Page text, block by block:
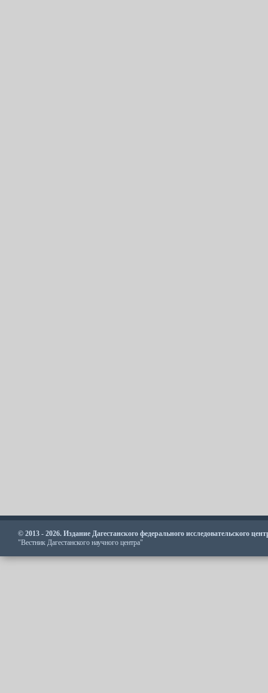
© 2013 - 2026. Издание Дагестанского федерального исследовательского
"Вестник Дагестанского научного центра"